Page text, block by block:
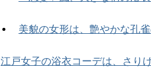
美貌の女形は、艶やかな孔
江戸女子の浴衣コーデは、さり